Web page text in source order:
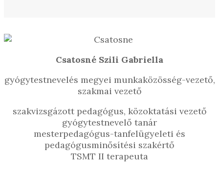
Csatosné Szili Gabriella
gyógytestnevelés megyei munkaközösség-vezető,
szakmai vezető
szakvizsgázott pedagógus, közoktatási vezető
gyógytestnevelő tanár
mesterpedagógus-tanfelügyeleti és
pedagógusminősítési szakértő
TSMT II terapeuta